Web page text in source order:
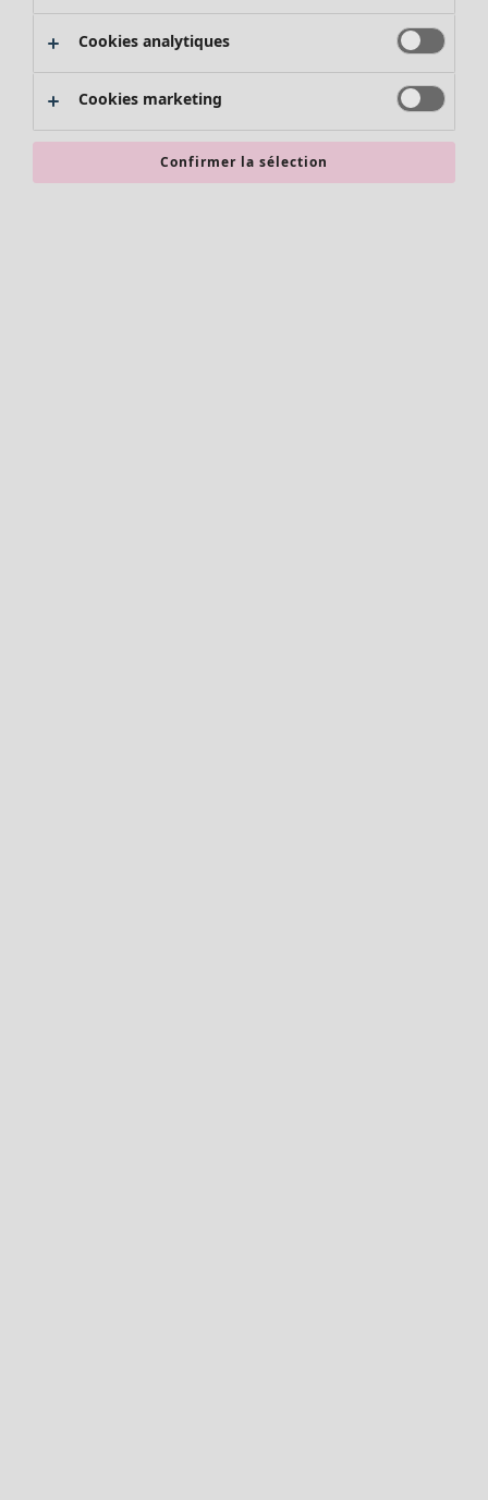
Promos SOLDES
Les promos de Gudrun Sjödén
Nouvel arrivage
Bonnes affaires en soldes - jusqu'à -70
Cookies analytiques
Cookies marketing
Confirmer la sélection